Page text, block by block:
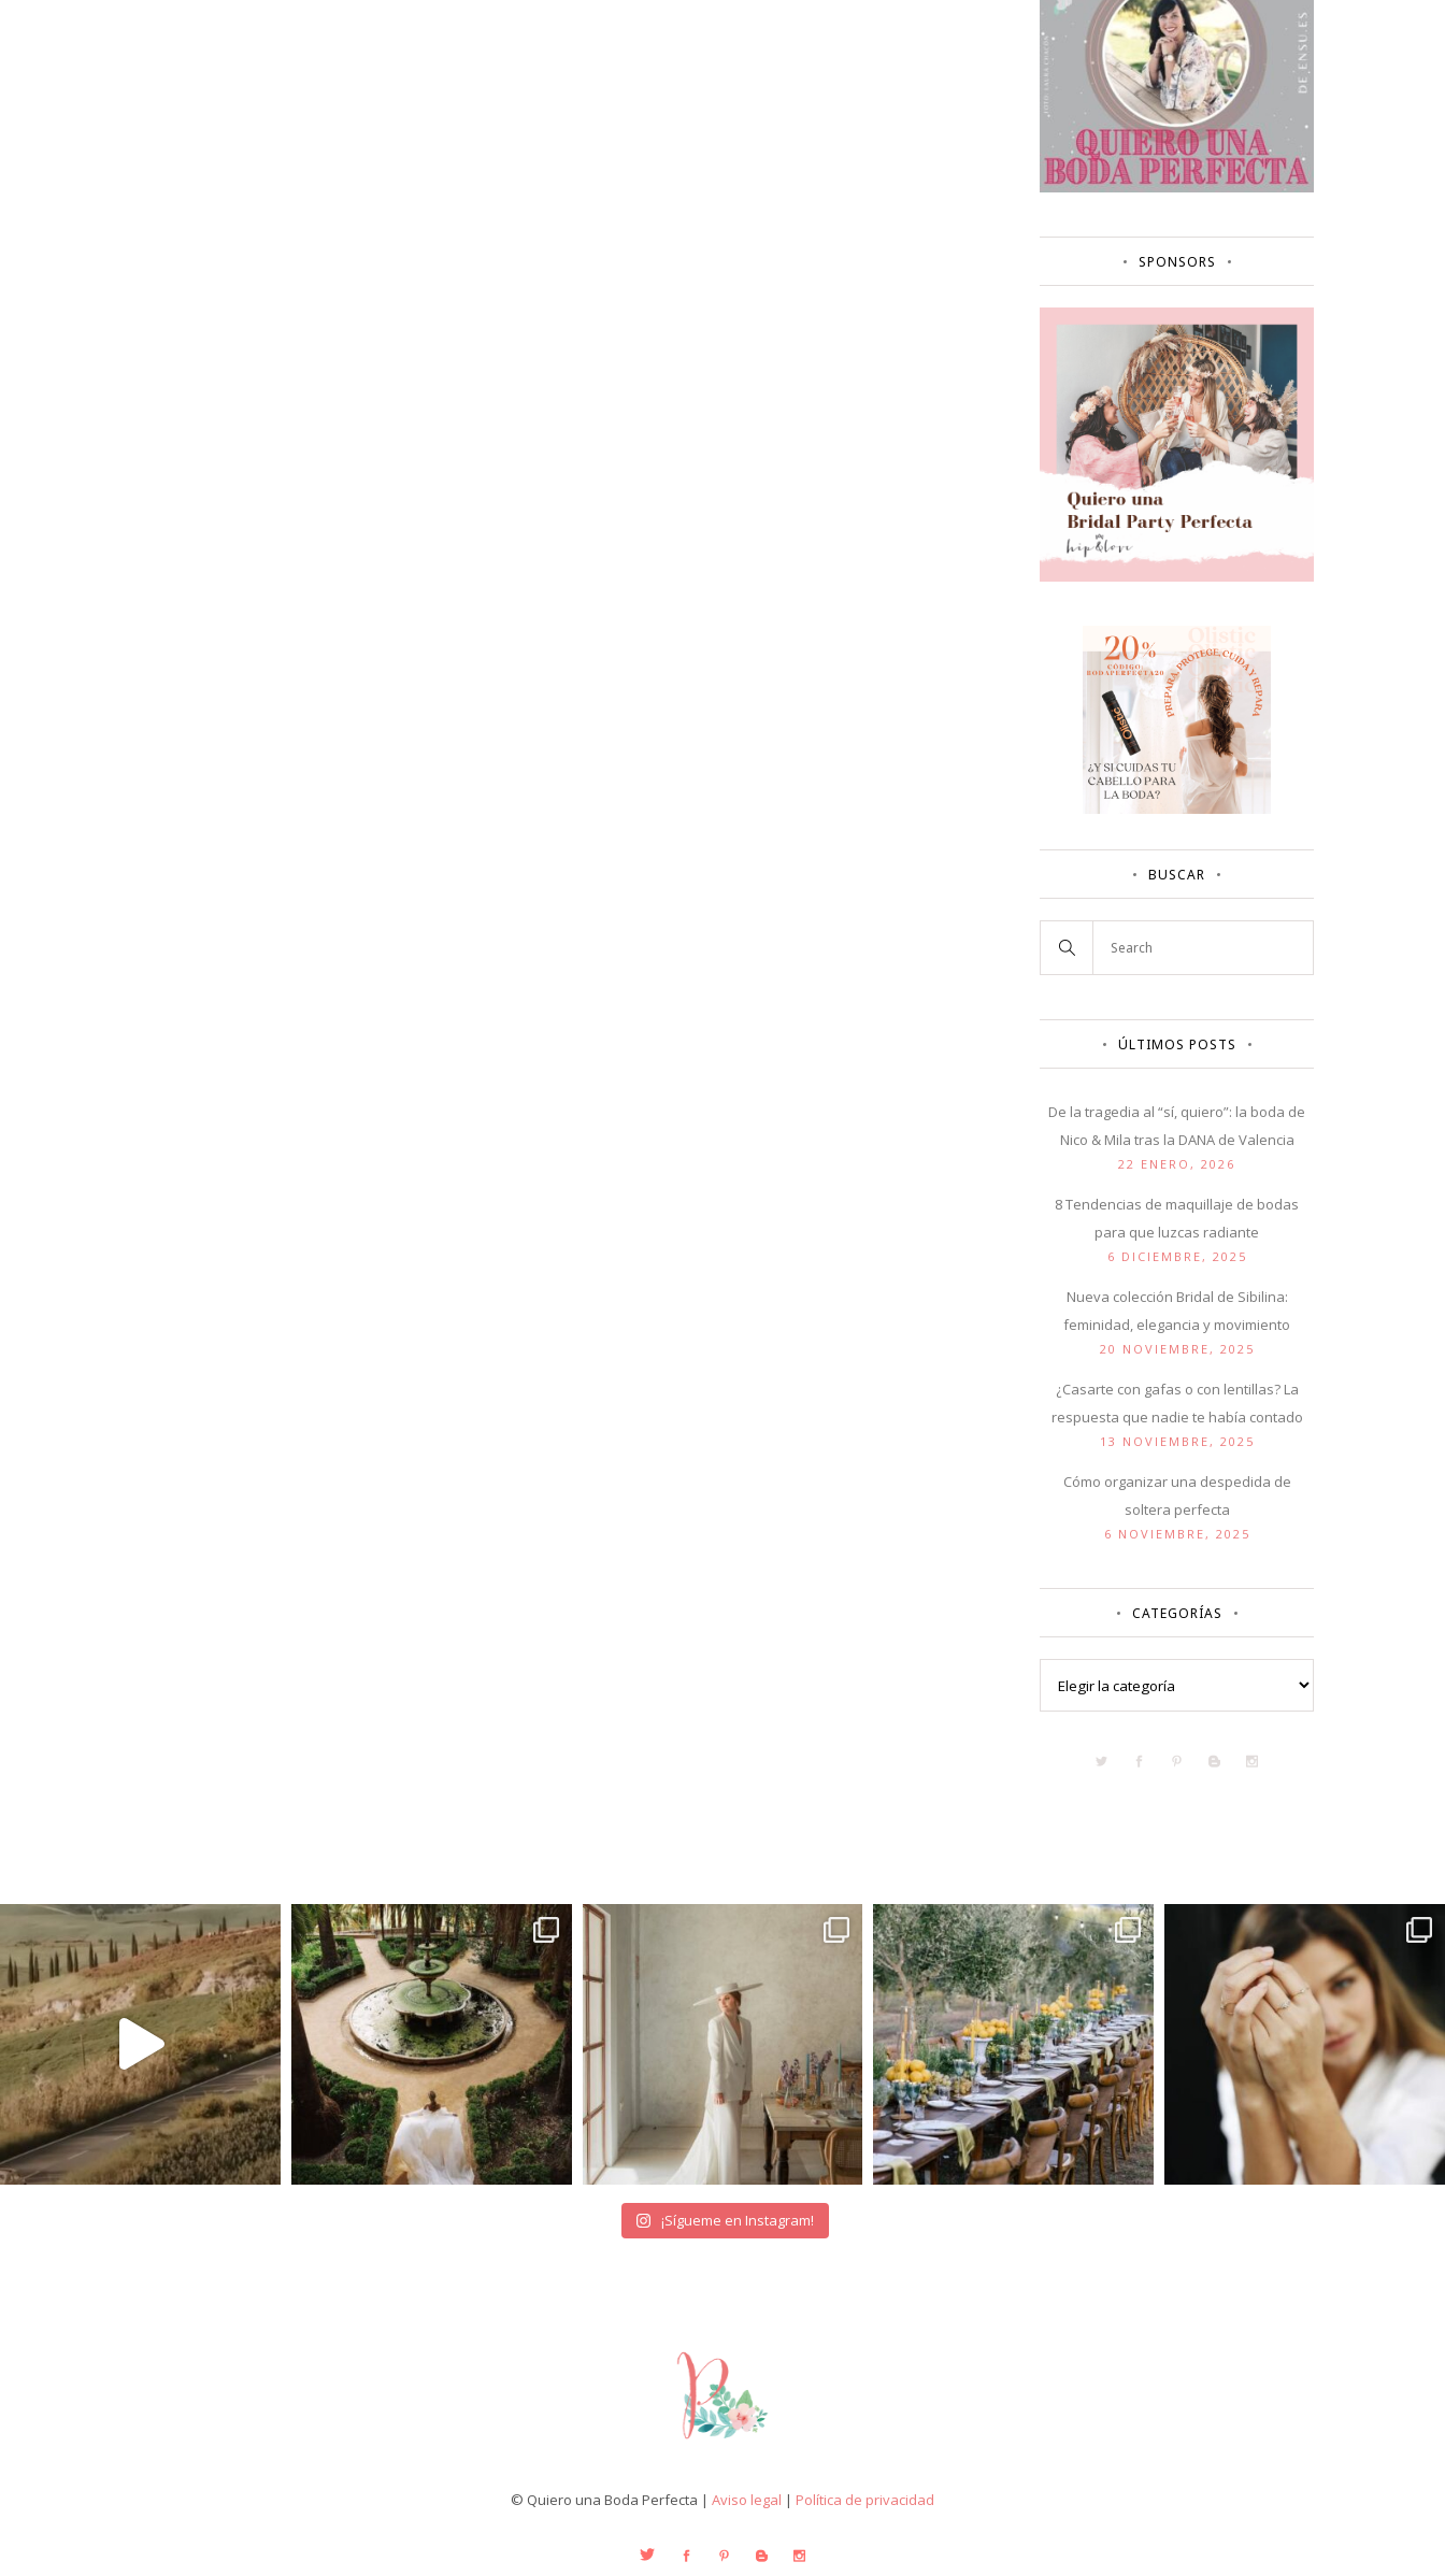
SPONSORS
BUSCAR
ÚLTIMOS POSTS
De la tragedia al “sí, quiero”: la boda de
Nico & Mila tras la DANA de Valencia
22 ENERO, 2026
8 Tendencias de maquillaje de bodas
para que luzcas radiante
6 DICIEMBRE, 2025
Nueva colección Bridal de Sibilina:
feminidad, elegancia y movimiento
20 NOVIEMBRE, 2025
¿Casarte con gafas o con lentillas? La
respuesta que nadie te había contado
13 NOVIEMBRE, 2025
Cómo organizar una despedida de
soltera perfecta
6 NOVIEMBRE, 2025
CATEGORÍAS
¡Sígueme en Instagram!
© Quiero una Boda Perfecta | Aviso legal | Política de privacidad